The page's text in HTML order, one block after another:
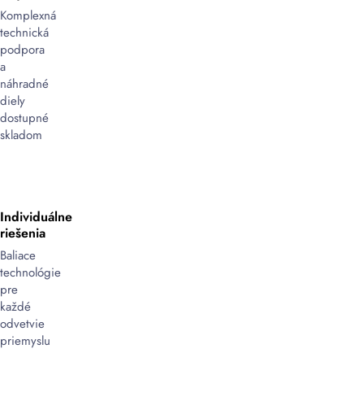
Komplexná
technická
podpora
a
náhradné
diely
dostupné
skladom
Individuálne
riešenia
Baliace
technológie
pre
každé
odvetvie
priemyslu